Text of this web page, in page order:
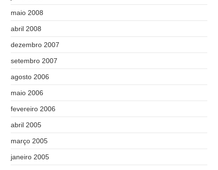
maio 2008
abril 2008
dezembro 2007
setembro 2007
agosto 2006
maio 2006
fevereiro 2006
abril 2005
março 2005
janeiro 2005